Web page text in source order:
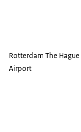
Rotterdam The Hague
Airport